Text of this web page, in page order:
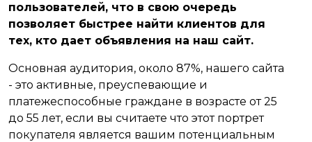
пользователей, что в свою очередь
позволяет быстрее найти клиентов для
тех, кто дает объявления на наш сайт.
Основная аудитория, около 87%, нашего сайта
- это активные, преуспевающие и
платежеспособные граждане в возрасте от 25
до 55 лет, если вы считаете что этот портрет
покупателя является вашим потенциальным